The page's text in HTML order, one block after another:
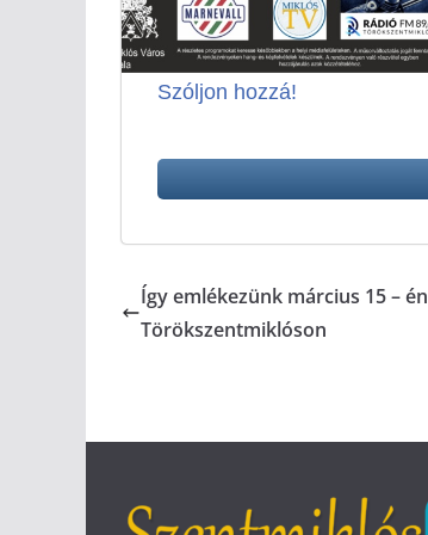
Szóljon hozzá!
Így emlékezünk március 15 – én
Törökszentmiklóson